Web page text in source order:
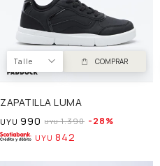
Talle COMPRAR
ZAPATILLA LUMA
UYU 990 UYU 1.390 28
UYU 842